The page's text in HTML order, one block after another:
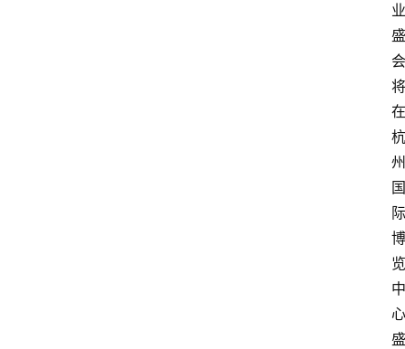
业
盛
会
将
在
杭
州
国
际
博
览
中
心
盛